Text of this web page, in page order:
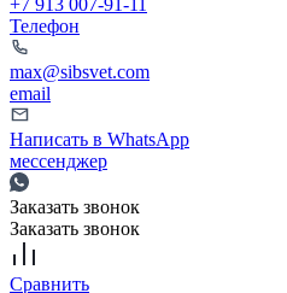
+7 913 007-91-11
Телефон
max@sibsvet.com
email
Написать в WhatsApp
мессенджер
Заказать звонок
Заказать звонок
Сравнить